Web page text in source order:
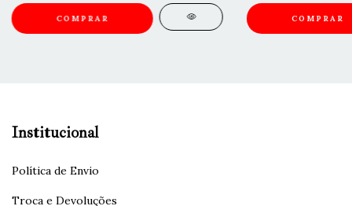
COMPRAR COMPRAR
Institucional
Política de Envio
Troca e Devoluções